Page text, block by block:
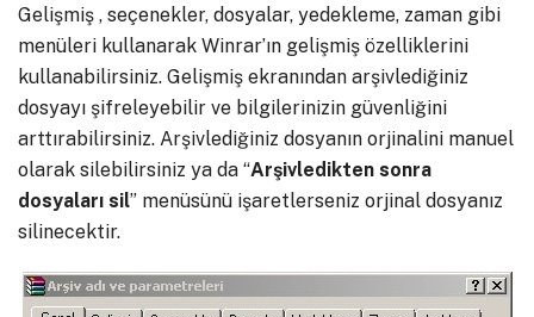
Gelişmiş , seçenekler, dosyalar, yedekleme, zaman gibi
menüleri kullanarak Winrar’ın gelişmiş özelliklerini
kullanabilirsiniz. Gelişmiş ekranından arşivlediğiniz
dosyayı şifreleyebilir ve bilgilerinizin güvenliğini
arttırabilirsiniz. Arşivlediğiniz dosyanın orjinalini manuel
olarak silebilirsiniz ya da “Arşivledikten sonra
dosyaları sil” menüsünü işaretlerseniz orjinal dosyanız
silinecektir.